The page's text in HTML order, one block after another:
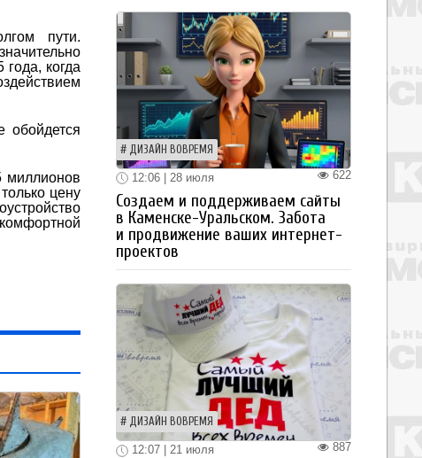
пути.
когда
обойдется
миллионов
цену
ДИЗАЙН ВОВРЕМЯ
622
12:06 | 28 июля
Создаем и поддерживаем сайты
в Каменске-Уральском. Забота
и продвижение ваших интернет-
проектов
ДИЗАЙН ВОВРЕМЯ
887
12:07 | 21 июля